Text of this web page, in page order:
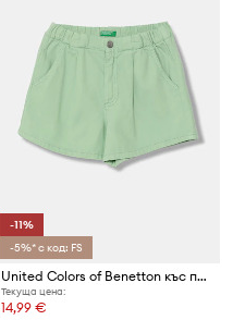
-11%
-5%* с код: FS
United Colors of Benetton къс панталон за деца от деним
Текуща цена:
14,99 €